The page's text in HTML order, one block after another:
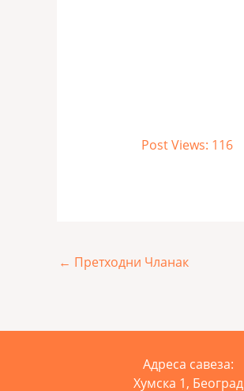
Post Views: 116
← Претходни Чланак
Адреса савеза:
Хумска 1, Београд